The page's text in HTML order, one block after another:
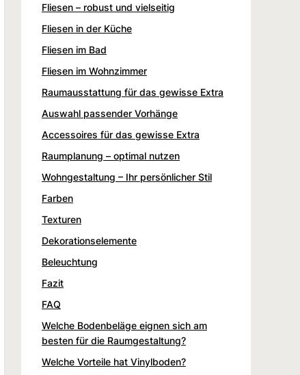
Fliesen – robust und vielseitig
Fliesen in der Küche
Fliesen im Bad
Fliesen im Wohnzimmer
Raumausstattung für das gewisse Extra
Auswahl passender Vorhänge
Accessoires für das gewisse Extra
Raumplanung – optimal nutzen
Wohngestaltung – Ihr persönlicher Stil
Farben
Texturen
Dekorationselemente
Beleuchtung
Fazit
FAQ
Welche Bodenbeläge eignen sich am
besten für die Raumgestaltung?
Welche Vorteile hat Vinylboden?